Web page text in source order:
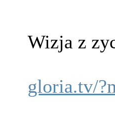
Wizja z
gloria.tv/